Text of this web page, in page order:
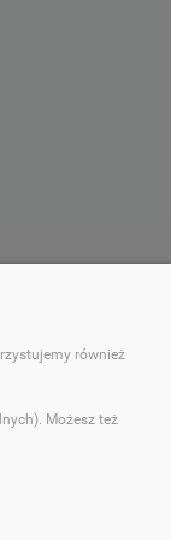
również
Możesz też